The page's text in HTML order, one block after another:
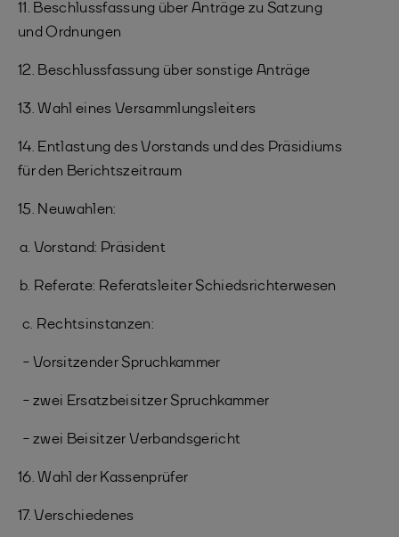
11. Beschlussfassung über Anträge zu Satzung
und Ordnungen
12. Beschlussfassung über sonstige Anträge
13. Wahl eines Versammlungsleiters
14. Entlastung des Vorstands und des Präsidiums
für den Berichtszeitraum
15. Neuwahlen:
a. Vorstand: Präsident
b. Referate: Referatsleiter Schiedsrichterwesen
c. Rechtsinstanzen:
- Vorsitzender Spruchkammer
- zwei Ersatzbeisitzer Spruchkammer
- zwei Beisitzer Verbandsgericht
16. Wahl der Kassenprüfer
17. Verschiedenes